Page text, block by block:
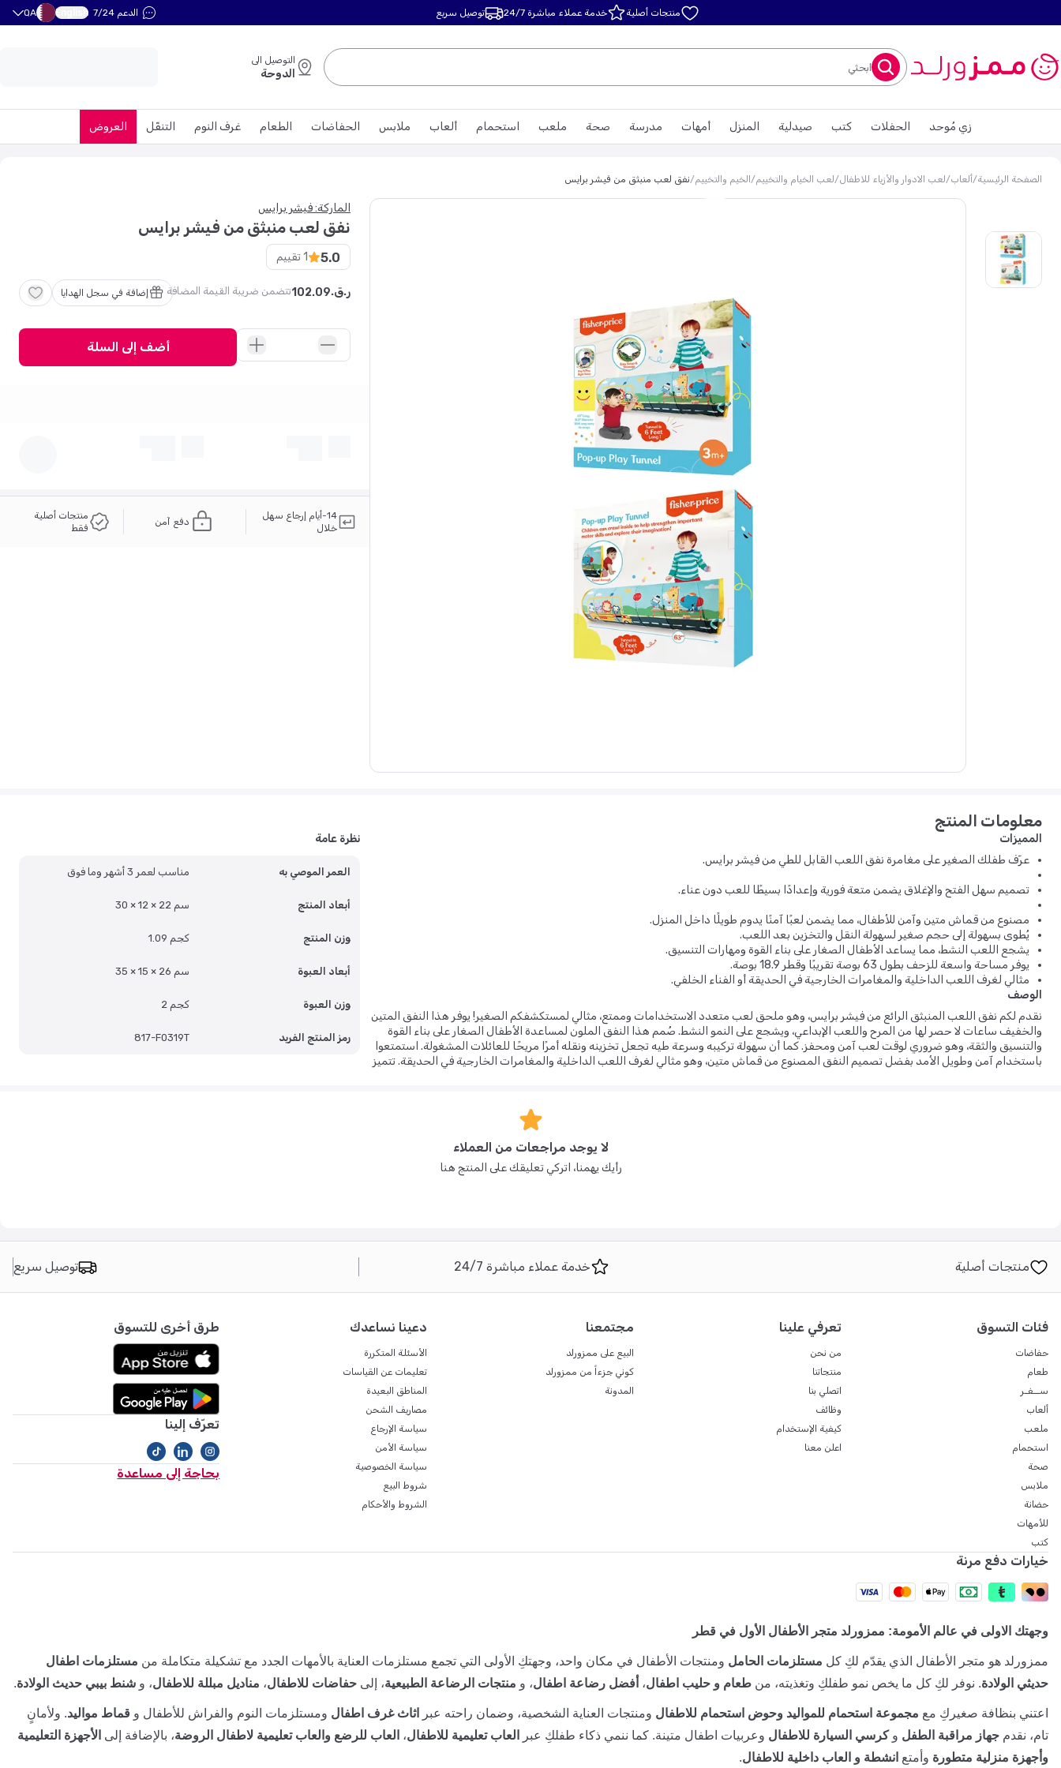
منتجات أصلية خدمة عملاء مباشرة 24/7 توصيل سريع الدعم 7/24 English
QA
ابحثي
التوصيل الى
الدوحة
العروض التنقّل غرف النوم الطعام الحفاضات ملابس ألعاب استحمام ملعب صحة مدرسة أمهات المنزل صيدلية كتب الحفلات زي مُوحد
الصفحة الرئيسية/ألعاب/لعب الادوار والأزياء للاطفال/لعب الخيام والتخييم/ الخيم والتخييم/نفق لعب منبثق من فيشر برايس
الماركة: فيشر برايس
نفق لعب منبثق من فيشر برايس
5.0
1تقييم
ر.ق. 102.09 تتضمن ضريبة القيمة المضافة إضافة في سجل الهدايا
أضف إلى السلة
14-أيام إرجاع سهل
خلال
دفع آمن
منتجات أصلية
فقط
معلومات المنتج
المميزات
عرّف طفلك الصغير على مغامرة نفق اللعب القابل للطي من فيشر برايس.
تصميم سهل الفتح والإغلاق يضمن متعة فورية وإعدادًا بسيطًا للعب دون عناء.
مصنوع من قماش متين وآمن للأطفال، مما يضمن لعبًا آمنًا يدوم طويلًا داخل المنزل.
يُطوى بسهولة إلى حجم صغير لسهولة النقل والتخزين بعد اللعب.
يشجع اللعب النشط، مما يساعد الأطفال الصغار على بناء القوة ومهارات التنسيق.
يوفر مساحة واسعة للزحف بطول 63 بوصة تقريبًا وقطر 18.9 بوصة.
مثالي لغرف اللعب الداخلية والمغامرات الخارجية في الحديقة أو الفناء الخلفي.
الوصف
نقدم لكم نفق اللعب المنبثق الرائع من فيشر برايس، وهو ملحق لعب متعدد الاستخدامات وممتع، مثالي لمستكشفكم الصغير! يوفر هذا النفق المتين
والخفيف ساعات لا حصر لها من المرح واللعب الإبداعي، ويشجع على النمو النشط. صُمم هذا النفق الملون لمساعدة الأطفال الصغار على بناء القوة
والتنسيق والثقة، وهو ضروري لوقت لعب آمن ومحفز. كما أن سهولة تركيبه وسرعة طيه تجعل تخزينه ونقله أمرًا مريحًا للعائلات المشغولة. استمتعوا
باستخدام آمن وطويل الأمد بفضل تصميم النفق المصنوع من قماش متين، وهو مثالي لغرف اللعب الداخلية والمغامرات الخارجية في الحديقة. تتميز
ج: النفق مصنوع من قماش متين مصمم للاستخدام الآمن وطويل الأمد.
نظرة عامة
العمر الموصي به مناسب لعمر 3 أشهر وما فوق
أبعاد المنتج 30 × 12 × 22 سم
وزن المنتج 1.09 كجم
أبعاد العبوة 35 × 15 × 26 سم
وزن العبوة 2 كجم
رمز المنتج الفريد 817-F0319T
لا يوجد مراجعات من العملاء
رأيك يهمنا، اتركي تعليقك على المنتج هنا
منتجات أصلية خدمة عملاء مباشرة 24/7 توصيل سريع
فئات التسوق
حفاضات
طعام
ســفـر
ألعاب
ملعب
استحمام
صحة
ملابس
حضانة
للأمهات
كتب
تعرفي علينا
من نحن
منتجاتنا
اتصلي بنا
وظائف
كيفية الإستخدام
اعلن معنا
مجتمعنا
البيع على ممزورلد
كوني جزءاً من ممزورلد
المدونة
دعينا نساعدك
الأسئلة المتكررة
تعليمات عن القياسات
المناطق البعيدة
مصاريف الشحن
سياسة الإرجاع
سياسة الأمن
سياسة الخصوصية
شروط البيع
الشروط والأحكام
طرق أخرى للتسوق
تعرّف إلينا
بحاجة إلى مساعدة
خيارات دفع مرنة
وجهتك الاولى في عالم الأمومة: ممزورلد متجر الأطفال الأول في قطر
ممزورلد هو متجر الأطفال الذي يقدّم لكِ كل مستلزمات الحامل ومنتجات الأطفال في مكان واحد، وجهتكِ الأولى التي تجمع مستلزمات العناية بالأمهات الجدد مع تشكيلة متكاملة من مستلزمات اطفال
حديثي الولادة. نوفر لكِ كل ما يخص نمو طفلكِ وتغذيته، من طعام و حليب اطفال، أفضل رضاعة اطفال، و منتجات الرضاعة الطبيعية، إلى حفاضات للاطفال، مناديل مبللة للاطفال، و شنط بيبي حديث الولادة.
اعتني بنظافة صغيركِ مع مجموعة استحمام للمواليد وحوض استحمام للاطفال ومنتجات العناية الشخصية، وضمان راحته عبر اثاث غرف اطفال ومستلزمات النوم والفراش للأطفال و قماط مواليد. ولأمانٍ
تام، نقدم جهاز مراقبة الطفل وكرسي السيارة للاطفال وعربيات اطفال متينة. كما ننمي ذكاء طفلكِ عبر العاب تعليمية للاطفال، العاب للرضع والعاب تعليمية لاطفال الروضة، بالإضافة إلى الأجهزة التعليمية
وأجهزة منزلية متطورة وأمتع انشطة و العاب داخلية للاطفال.